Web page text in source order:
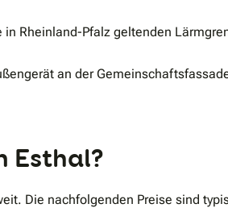
Rheinland-Pfalz geltenden
an der
Esthal?
Die nachfolgenden Preise sind